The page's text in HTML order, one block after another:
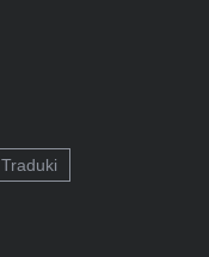
Traduki